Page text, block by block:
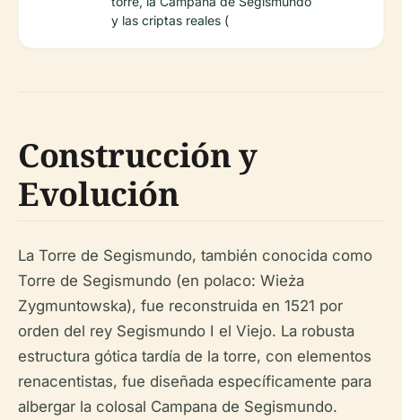
y las criptas reales (
Construcción y
Evolución
La Torre de Segismundo, también conocida como
Torre de Segismundo (en polaco: Wieża
Zygmuntowska), fue reconstruida en 1521 por
orden del rey Segismundo I el Viejo. La robusta
estructura gótica tardía de la torre, con elementos
renacentistas, fue diseñada específicamente para
albergar la colosal Campana de Segismundo.